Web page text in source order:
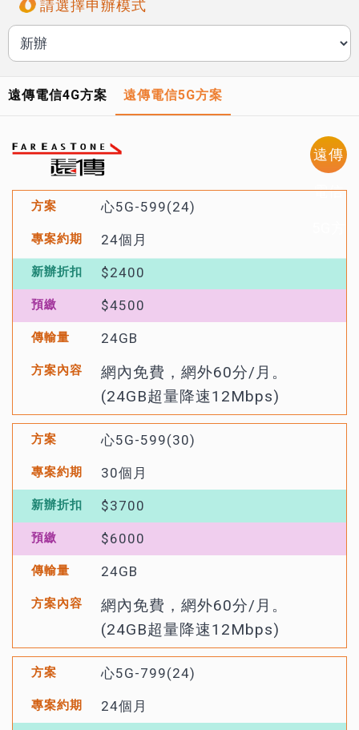
請選擇申辦模式
遠傳電信4G方案 遠傳電信5G方案
遠傳
電信
心5G-599(24)
24個月
$2400
$4500
24GB
網內免費，網外60分/月。
(24GB超量降速12Mbps)
心5G-599(30)
30個月
$3700
$6000
24GB
網內免費，網外60分/月。
(24GB超量降速12Mbps)
心5G-799(24)
24個月